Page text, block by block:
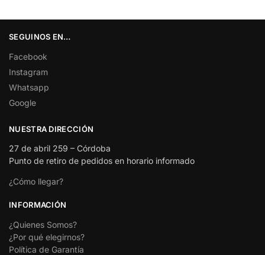
SEGUINOS EN…
Facebook
Instagram
Whatsapp
Google
NUESTRA DIRECCIÓN
27 de abril 259 – Córdoba
Punto de retiro de pedidos en horario informado
¿Cómo llegar?
INFORMACIÓN
¿Quienes Somos?
¿Por qué elegirnos?
Política de Garantía